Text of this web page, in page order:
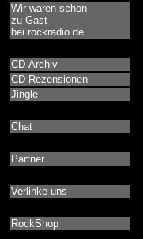
Wir waren schon
zu Gast
bei rockradio.de
CD-Archiv
CD-Rezensionen
Jingle
Chat
Partner
Verlinke uns
RockShop